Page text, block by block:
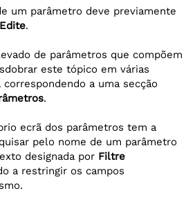
um parâmetro deve previamente
Edite.
de parâmetros que compõem
este tópico em várias
correspondendo a uma secção
.
ecrã dos parâmetros tem a
pelo nome de um parâmetro
designada por Filtre
a restringir os campos